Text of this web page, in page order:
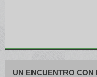
UN ENCUENTRO CON